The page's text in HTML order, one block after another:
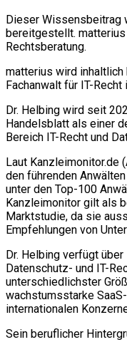
Dieser Wissensbeitrag
bereitgestellt.
Rechtsberatung.
matterius wird
Fachanwalt für IT-Recht
Dr. Helbing wird seit
Handelsblatt als einer
Bereich IT-Recht und
Laut Kanzleimonitor.de
den führenden
unter den Top-100
Kanzleimonitor gilt als
Marktstudie, da sie
Empfehlungen von
Dr. Helbing verfügt
Datenschutz- und IT-
unterschiedlichster
wachstumsstarke
internationalen
Sein beruflicher